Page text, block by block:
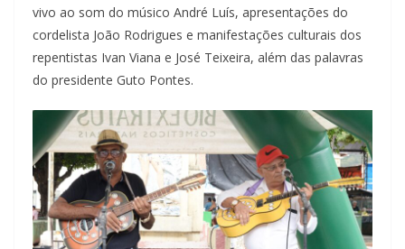
vivo ao som do músico André Luís, apresentações do
cordelista João Rodrigues e manifestações culturais dos
repentistas Ivan Viana e José Teixeira, além das palavras
do presidente Guto Pontes.